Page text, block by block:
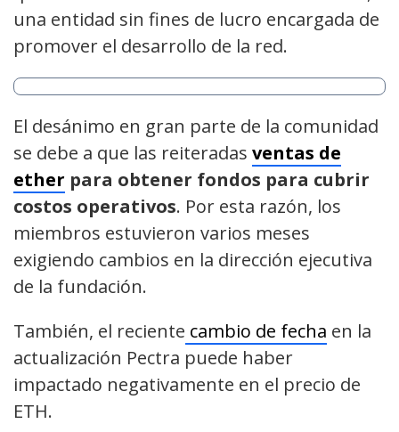
una entidad sin fines de lucro encargada de
promover el desarrollo de la red.
El desánimo en gran parte de la comunidad
se debe a que las reiteradas ventas de
ether para obtener fondos para cubrir
costos operativos. Por esta razón, los
miembros estuvieron varios meses
exigiendo cambios en la dirección ejecutiva
de la fundación.
También, el reciente cambio de fecha en la
actualización Pectra puede haber
impactado negativamente en el precio de
ETH.